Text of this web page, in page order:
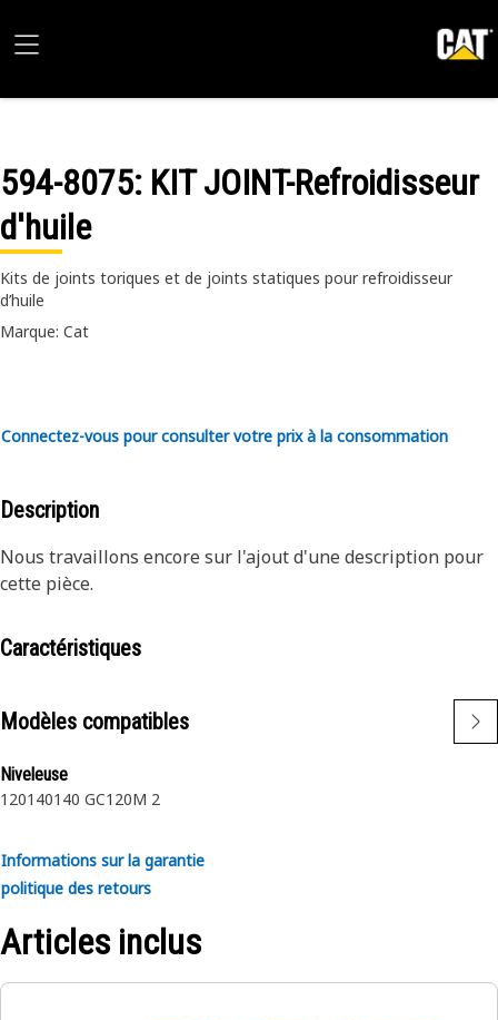
594-8075: KIT JOINT-Refroidisseur
d'huile
Kits de joints toriques et de joints statiques pour refroidisseur
d’huile
Marque: Cat
Connectez-vous pour consulter votre prix à la consommation
Description
Nous travaillons encore sur l'ajout d'une description pour
cette pièce.
Caractéristiques
Modèles compatibles
Niveleuse
120140140 GC120M 2
Informations sur la garantie
politique des retours
Articles inclus